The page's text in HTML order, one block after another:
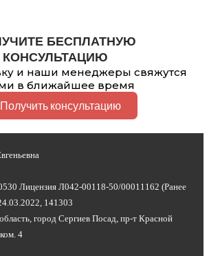
БЕСПЛАТНУЮ
КОНСУЛЬТАЦИЮ
и наши менеджеры свяжутся
в ближайшее время
Получить консультацию
Лицензия Л042-00118-50/00011162 (Ранее
141303
город Сергиев Посад, пр-т Красной
4